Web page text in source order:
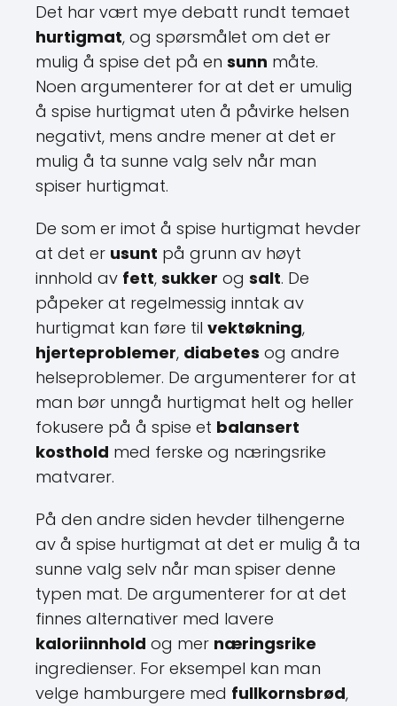
Det har vært mye debatt rundt temaet
hurtigmat, og spørsmålet om det er
mulig å spise det på en sunn måte.
Noen argumenterer for at det er umulig
å spise hurtigmat uten å påvirke helsen
negativt, mens andre mener at det er
mulig å ta sunne valg selv når man
spiser hurtigmat.
De som er imot å spise hurtigmat hevder
at det er usunt på grunn av høyt
innhold av fett, sukker og salt. De
påpeker at regelmessig inntak av
hurtigmat kan føre til vektøkning,
hjerteproblemer, diabetes og andre
helseproblemer. De argumenterer for at
man bør unngå hurtigmat helt og heller
fokusere på å spise et balansert
kosthold med ferske og næringsrike
matvarer.
På den andre siden hevder tilhengerne
av å spise hurtigmat at det er mulig å ta
sunne valg selv når man spiser denne
typen mat. De argumenterer for at det
finnes alternativer med lavere
kaloriinnhold og mer næringsrike
ingredienser. For eksempel kan man
velge hamburgere med fullkornsbrød,